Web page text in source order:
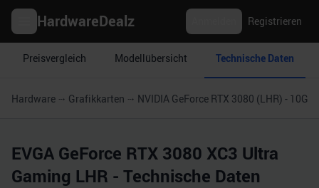
HardwareDealz Registrieren
Preisvergleich Modellübersicht Technische Daten
Hardware Grafikkarten NVIDIA GeForce RTX 3080 (LHR) - 10GB
EVGA GeForce RTX 3080 XC3 Ultra
Gaming LHR - Technische Daten